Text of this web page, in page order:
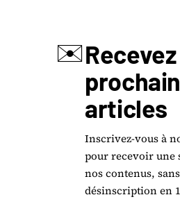
✉️
articles
Inscrivez-vous à
pour recevoir une
nos contenus,
désinscription en